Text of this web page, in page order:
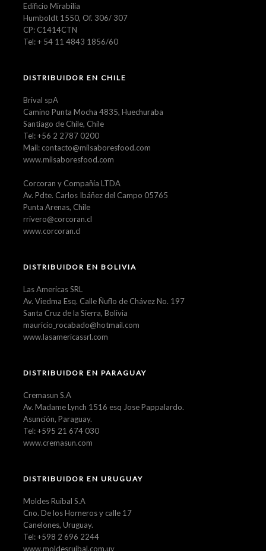
Edificio Mirabilia
Humboldt 1550, Of. 306/ 307
CP: C1414CTN
Tel: + 54 11 4843 1856/60
DISTRIBUIDOR EN CHILE
Brival spA
Camino Punta Mocha 4835, Huechuraba
Santiago de Chile, Chile
Tel: +56 2 2787 0200
Mail: contacto@milsaboresfood.com
www.milsaboresfood.com
Corcoran y Compañía LTDA
Av. Pdte. Carlos Ibáñez del Campo 05765
Punta Arenas, Chile
rrivero@corcoran.cl
www.corcoran.cl
DISTRIBUIDOR EN BOLIVIA
Las Americas SRL
Av. Viedma Esq. Calle Ñuflo de Chávez No. 197
Santa Cruz de la Sierra, Bolivia
mauricio_rocabado@hotmail.com
www.lasamericassrl.com
DISTRIBUIDOR EN PARAGUAY
Cremasun S.A
Av. Madame Lynch 1516 esq Jose Pappalardo.
Asunción, Paraguay.
Tel: +595 21 674 030
www.cremasun.com
DISTRIBUIDOR EN URUGUAY
Moldes Ruibal S.A
Cno. De los Horneros y calle 17
Canelones, Uruguay.
Tel: +598 2 696 2244
www.moldesruibal.com.uy